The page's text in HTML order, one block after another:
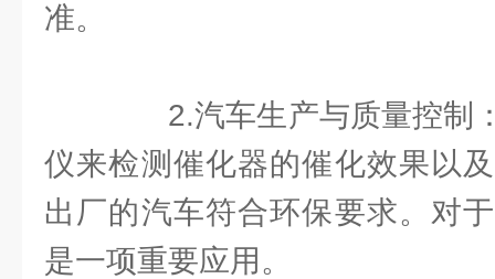
准。
2.汽车生产与质量控制
仪来检测催化器的催化效果以
出厂的汽车符合环保要求。对
是一项重要应用。